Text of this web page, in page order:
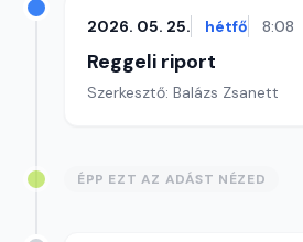
2026. 05. 25. hétfő 8:08
Reggeli riport
Szerkesztő: Balázs Zsanett
ÉPP EZT AZ ADÁST NÉZED